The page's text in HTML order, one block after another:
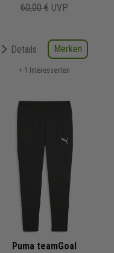
60,00 € UVP
Details Merken
+ 1 Interessenten
Puma teamGoal